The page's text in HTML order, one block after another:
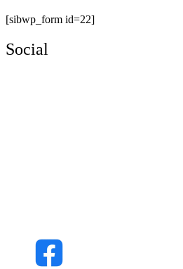
[sibwp_form id=22]
Social